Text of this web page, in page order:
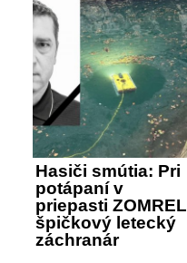
Hasiči smútia: Pri
potápaní v
priepasti ZOMREL
špičkový letecký
záchranár